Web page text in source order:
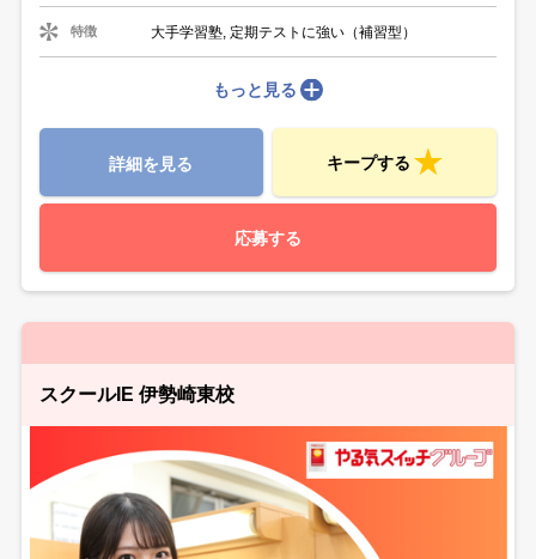
特徴 大手学習塾, 定期テストに強い（補習型）
もっと見る
詳細を見る キープする
応募する
スクールIE 伊勢崎東校